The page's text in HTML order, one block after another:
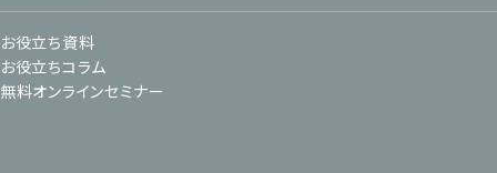
お役立ち資料
お役立ちコラム
無料オンラインセミナー